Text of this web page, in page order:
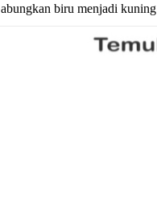
biru menjadi kuning